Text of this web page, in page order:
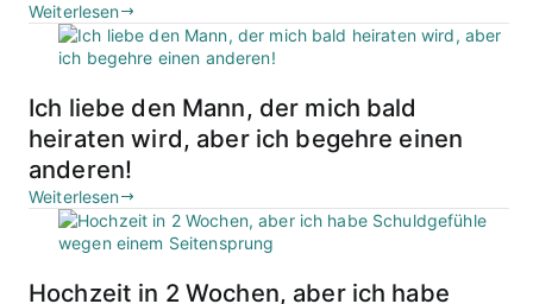
Weiterlesen
Ich liebe den Mann, der mich bald
heiraten wird, aber ich begehre einen
anderen!
Weiterlesen
Hochzeit in 2 Wochen, aber ich habe